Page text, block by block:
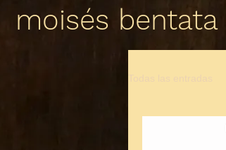
moisés bentata